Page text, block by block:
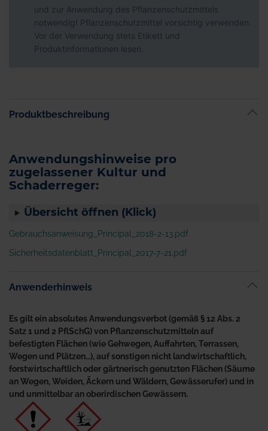
und zur Anwendung des Pflanzenschutzmittels
notwendig! Pflanzenschutzmittel vorsichtig verwenden.
Vor der Verwendung stets Etikett und
Produktinformationen lesen.
Produktbeschreibung
Anwendungshinweise pro
zugelassener Kultur und
Schaderreger:
Übersicht öffnen (Klick)
Gebrauchsanweisung_Principal_2018-2-13.pdf
Sicherheitsdatenblatt_Principal_2017-7-21.pdf
Anwenderhinweis
Es gilt ein absolutes Anwendungsverbot (gemäß § 12 Abs. 2
Satz 1 und 2 PflSchG) von Pflanzenschutzmitteln auf
befestigten Flächen (wie Gehwegen, Auffahrten, Terrassen,
Wegen und Plätzen…), auf sonstigen nicht landwirtschaftlich,
forstwirtschaftlich oder gärtnerisch genutzten Flächen (Säume
an Wegen, Weiden, Äckern und Wäldern, Gewässerufer) und in
und unmittelbar an oberirdischen Gewässern.